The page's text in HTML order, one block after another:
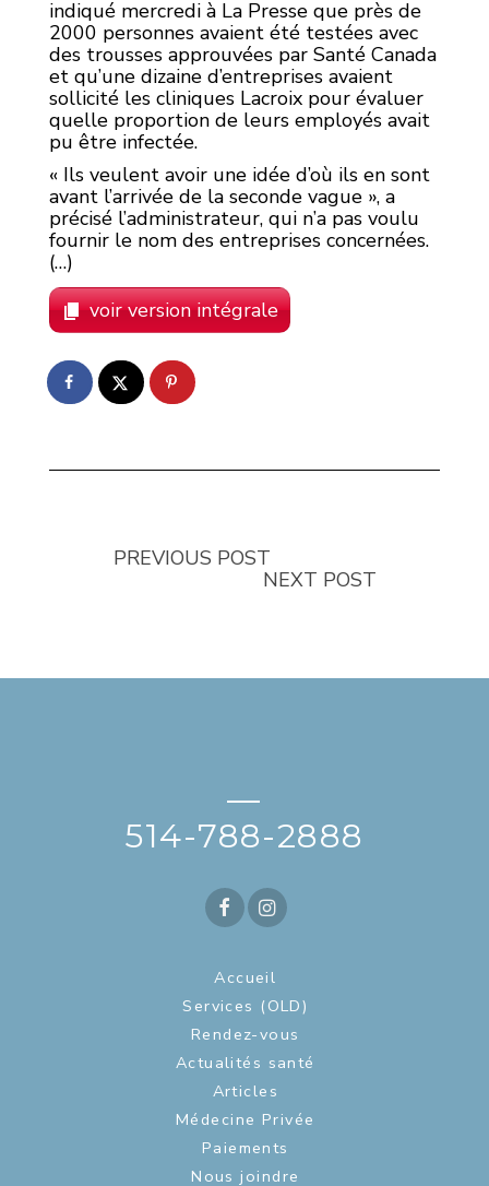
indiqué mercredi à La Presse que près de
2000 personnes avaient été testées avec
des trousses approuvées par Santé Canada
et qu’une dizaine d’entreprises avaient
sollicité les cliniques Lacroix pour évaluer
quelle proportion de leurs employés avait
pu être infectée.
« Ils veulent avoir une idée d’où ils en sont
avant l’arrivée de la seconde vague », a
précisé l’administrateur, qui n’a pas voulu
fournir le nom des entreprises concernées.
(…)
voir version intégrale
PREVIOUS POST
NEXT POST
—
514-788-2888
Accueil
Services (OLD)
Rendez-vous
Actualités santé
Articles
Médecine Privée
Paiements
Nous joindre